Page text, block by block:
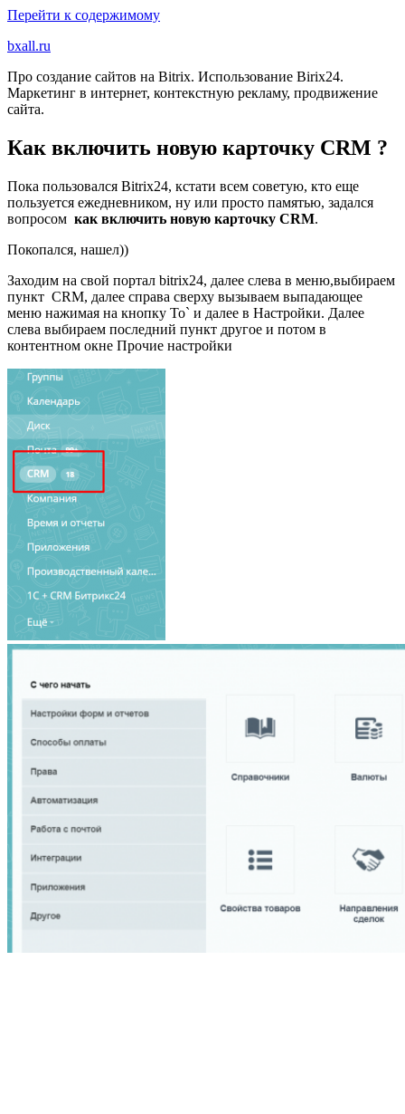
Перейти к содержимому
bxall.ru
Про создание сайтов на Bitrix. Использование Birix24.
Маркетинг в интернет, контекстную рекламу, продвижение
сайта.
Как включить новую карточку CRM ?
Пока пользовался Bitrix24, кстати всем советую, кто еще
пользуется ежедневником, ну или просто памятью, задался
вопросом как включить новую карточку CRM.
Покопался, нашел))
Заходим на свой портал bitrix24, далее слева в меню,выбираем
пункт CRM, далее справа сверху вызываем выпадающее
меню нажимая на кнопку To` и далее в Настройки. Далее
слева выбираем последний пункт другое и потом в
контентном окне Прочие настройки